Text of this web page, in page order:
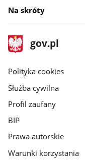
Na skróty
stopka
gov.pl
Strona
gov.pl
gov.pl
Polityka cookies
Służba cywilna
Profil zaufany
BIP
Prawa autorskie
Warunki korzystania